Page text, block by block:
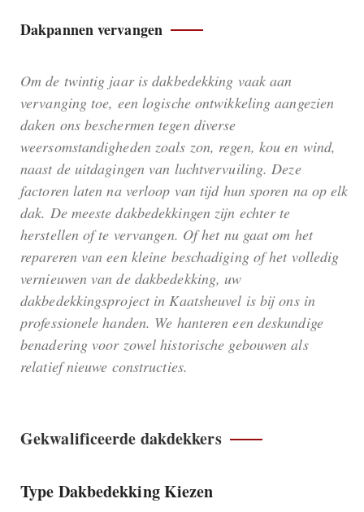
Dakpannen vervangen
Om de twintig jaar is dakbedekking vaak aan
vervanging toe, een logische ontwikkeling aangezien
daken ons beschermen tegen diverse
weersomstandigheden zoals zon, regen, kou en wind,
naast de uitdagingen van luchtvervuiling. Deze
factoren laten na verloop van tijd hun sporen na op elk
dak. De meeste dakbedekkingen zijn echter te
herstellen of te vervangen. Of het nu gaat om het
repareren van een kleine beschadiging of het volledig
vernieuwen van de dakbedekking, uw
dakbedekkingsproject in Kaatsheuvel is bij ons in
professionele handen. We hanteren een deskundige
benadering voor zowel historische gebouwen als
relatief nieuwe constructies.
Gekwalificeerde dakdekkers
Type Dakbedekking Kiezen